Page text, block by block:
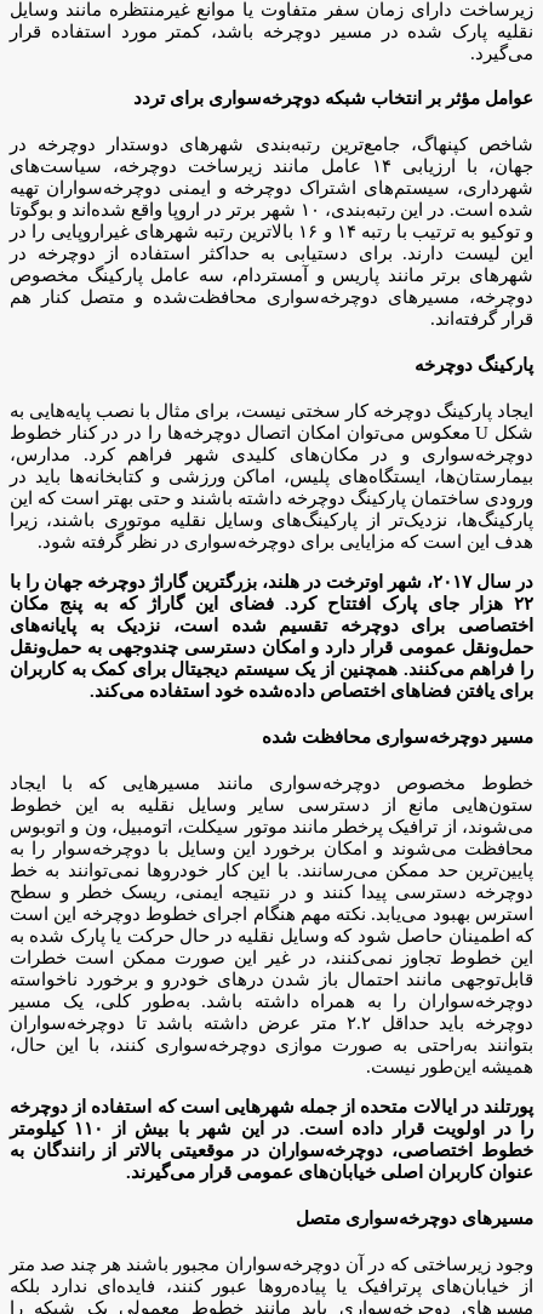
زیرساخت دارای زمان سفر متفاوت یا موانع غیرمنتظره مانند وسایل
نقلیه پارک شده در مسیر دوچرخه باشد، کمتر مورد استفاده قرار
می‌گیرد.
عوامل مؤثر بر انتخاب شبکه دوچرخه‌سواری برای تردد
شاخص کپنهاگ، جامع‌ترین رتبه‌بندی شهرهای دوستدار دوچرخه در
جهان، با ارزیابی ۱۴ عامل مانند زیرساخت دوچرخه، سیاست‌های
شهرداری، سیستم‌های اشتراک دوچرخه و ایمنی دوچرخه‌سواران تهیه
شده است. در این رتبه‌بندی، ۱۰ شهر برتر در اروپا واقع شده‌اند و بوگوتا
و توکیو به ترتیب با رتبه ۱۴ و ۱۶ بالاترین رتبه شهرهای غیراروپایی را در
این لیست دارند. برای دستیابی به حداکثر استفاده از دوچرخه در
شهرهای برتر مانند پاریس و آمستردام، سه عامل پارکینگ مخصوص
دوچرخه، مسیرهای دوچرخه‌سواری محافظت‌شده و متصل کنار هم
قرار گرفته‌اند.
پارکینگ دوچرخه
ایجاد پارکینگ دوچرخه کار سختی نیست، برای مثال با نصب پایه‌هایی به
شکل U معکوس می‌توان امکان اتصال دوچرخه‌ها را در در کنار خطوط
دوچرخه‌سواری و در مکان‌های کلیدی شهر فراهم کرد. مدارس،
بیمارستان‌ها، ایستگاه‌های پلیس، اماکن ورزشی و کتابخانه‌ها باید در
ورودی ساختمان پارکینگ دوچرخه داشته باشند و حتی بهتر است که این
پارکینگ‌ها، نزدیک‌تر از پارکینگ‌های وسایل نقلیه موتوری باشند، زیرا
هدف این است که مزایایی برای دوچرخه‌سواری در نظر گرفته شود.
در سال ۲۰۱۷، شهر اوترخت در هلند، بزرگترین گاراژ دوچرخه جهان را با
۲۲ هزار جای پارک افتتاح کرد. فضای این گاراژ که به پنج مکان
اختصاصی برای دوچرخه تقسیم شده است، نزدیک به پایانه‌های
حمل‌ونقل عمومی قرار دارد و امکان دسترسی چندوجهی به حمل‌ونقل
را فراهم می‌کنند. همچنین از یک سیستم دیجیتال برای کمک به کاربران
برای یافتن فضاهای اختصاص داده‌شده خود استفاده می‌کند.
مسیر دوچرخه‌سواری محافظت شده
خطوط مخصوص دوچرخه‌سواری مانند مسیرهایی که با ایجاد
ستون‌هایی مانع از دسترسی سایر وسایل نقلیه به این خطوط
می‌شوند، از ترافیک پرخطر مانند موتور سیکلت، اتومبیل، ون و اتوبوس
محافظت می‌شوند و امکان برخورد این وسایل با دوچرخه‌سوار را به
پایین‌ترین حد ممکن می‌رسانند. با این کار خودروها نمی‌توانند به خط
دوچرخه دسترسی پیدا کنند و در نتیجه ایمنی، ریسک خطر و سطح
استرس بهبود می‌یابد. نکته مهم هنگام اجرای خطوط دوچرخه این است
که اطمینان حاصل شود که وسایل نقلیه در حال حرکت یا پارک شده به
این خطوط تجاوز نمی‌کنند، در غیر این صورت ممکن است خطرات
قابل‌توجهی مانند احتمال باز شدن درهای خودرو و برخورد ناخواسته
دوچرخه‌سواران را به همراه داشته باشد. به‌طور کلی، یک مسیر
دوچرخه باید حداقل ۲.۲ متر عرض داشته باشد تا دوچرخه‌سواران
بتوانند به‌راحتی به صورت موازی دوچرخه‌سواری کنند، با این حال،
همیشه این‌طور نیست.
پورتلند در ایالات متحده از جمله شهرهایی است که استفاده از دوچرخه
را در اولویت قرار داده است. در این شهر با بیش از ۱۱۰ کیلومتر
خطوط اختصاصی، دوچرخه‌سواران در موقعیتی بالاتر از رانندگان به
عنوان کاربران اصلی خیابان‌های عمومی قرار می‌گیرند.
مسیرهای دوچرخه‌سواری متصل
وجود زیرساختی که در آن دوچرخه‌سواران مجبور باشند هر چند صد متر
از خیابان‌های پرترافیک یا پیاده‌روها عبور کنند، فایده‌ای ندارد بلکه
مسیرهای دوچرخه‌سواری باید مانند خطوط معمولی یک شبکه را